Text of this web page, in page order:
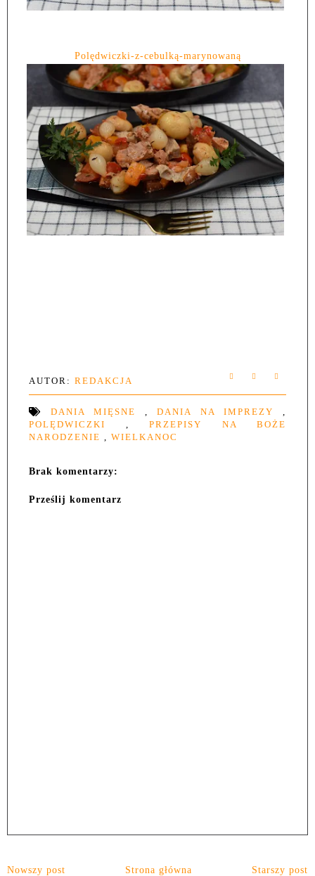
Polędwiczki-z-cebulką-marynowaną
AUTOR: REDAKCJA
DANIA MIĘSNE ,DANIA NA IMPREZY
POLĘDWICZKI
PRZEPISY NA BOŻE
NARODZENIE
WIELKANOC
Brak komentarzy:
Prześlij komentarz
Nowszy post Starszy post
Strona główna